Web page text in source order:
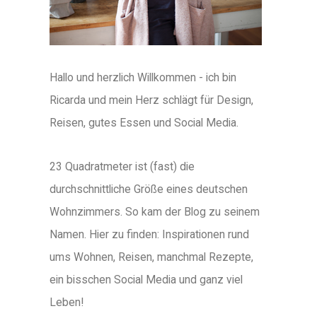
Hallo und herzlich Willkommen - ich bin
Ricarda und mein Herz schlägt für Design,
Reisen, gutes Essen und Social Media.
23 Quadratmeter ist (fast) die
durchschnittliche Größe eines deutschen
Wohnzimmers. So kam der Blog zu seinem
Namen. Hier zu finden: Inspirationen rund
ums Wohnen, Reisen, manchmal Rezepte,
ein bisschen Social Media und ganz viel
Leben!